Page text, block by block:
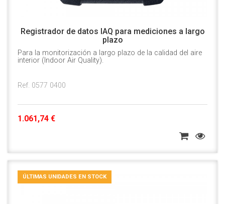
Registrador de datos IAQ para mediciones a largo
plazo
Para la monitorización a largo plazo de la calidad del aire
interior (Indoor Air Quality).
Ref. 0577 0400
1.061,74 €
ÚLTIMAS UNIDADES EN STOCK